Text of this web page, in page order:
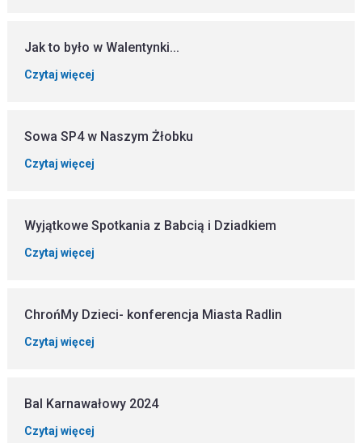
Jak to było w Walentynki...
Czytaj więcej
Sowa SP4 w Naszym Żłobku
Czytaj więcej
Wyjątkowe Spotkania z Babcią i Dziadkiem
Czytaj więcej
ChrońMy Dzieci- konferencja Miasta Radlin
Czytaj więcej
Bal Karnawałowy 2024
Czytaj więcej